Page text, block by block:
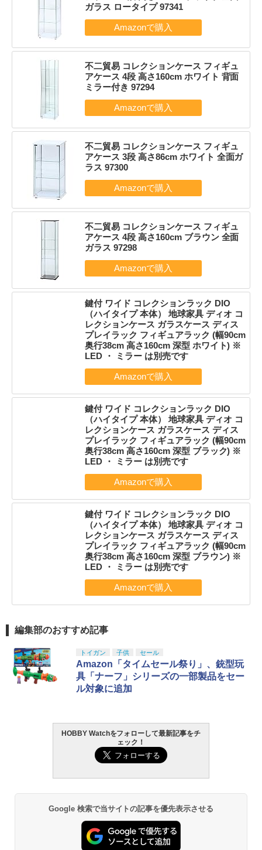
ガラス ロータイプ 97341
不二貿易 コレクションケース フィギュ
アケース 4段 高さ160cm ホワイト 背面
ミラー付き 97294
不二貿易 コレクションケース フィギュ
アケース 3段 高さ86cm ホワイト 全面ガ
ラス 97300
不二貿易 コレクションケース フィギュ
アケース 4段 高さ160cm ブラウン 全面
ガラス 97298
鍵付 ワイド コレクションラック DIO
（ハイタイプ 本体） 地球家具 ディオ コ
レクションケース ガラスケース ディス
プレイラック フィギュアラック (幅90cm
奥行38cm 高さ160cm 深型 ホワイト) ※
LED ・ ミラー は別売です
鍵付 ワイド コレクションラック DIO
（ハイタイプ 本体） 地球家具 ディオ コ
レクションケース ガラスケース ディス
プレイラック フィギュアラック (幅90cm
奥行38cm 高さ160cm 深型 ブラック) ※
LED ・ ミラー は別売です
鍵付 ワイド コレクションラック DIO
（ハイタイプ 本体） 地球家具 ディオ コ
レクションケース ガラスケース ディス
プレイラック フィギュアラック (幅90cm
奥行38cm 高さ160cm 深型 ブラウン) ※
LED ・ ミラー は別売です
編集部のおすすめ記事
トイガン 子供 セール
Amazon「タイムセール祭り」、銃型玩
具「ナーフ」シリーズの一部製品をセー
ル対象に追加
HOBBY Watchをフォローして最新記事をチ
ェック！
Google 検索で当サイトの記事を優先表示させる